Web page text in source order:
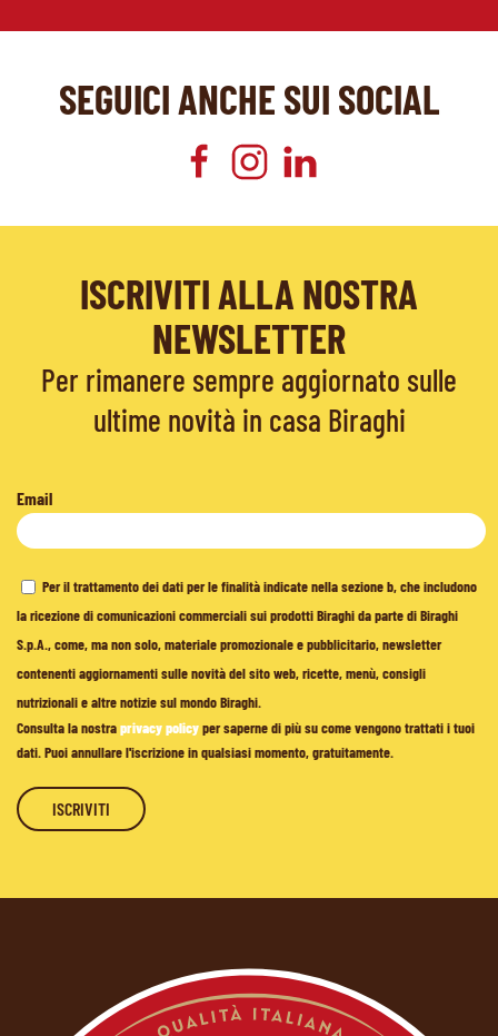
SEGUICI ANCHE SUI SOCIAL
ISCRIVITI ALLA NOSTRA
NEWSLETTER
Per rimanere sempre aggiornato sulle
ultime novità in casa Biraghi
Email
Per il trattamento dei dati per le finalità indicate nella sezione b, che includono
la ricezione di comunicazioni commerciali sui prodotti Biraghi da parte di Biraghi
S.p.A., come, ma non solo, materiale promozionale e pubblicitario, newsletter
contenenti aggiornamenti sulle novità del sito web, ricette, menù, consigli
nutrizionali e altre notizie sul mondo Biraghi.
Consulta la nostraprivacy policyper saperne di più su come vengono trattati i tuoi
dati. Puoi annullare l'iscrizione in qualsiasi momento, gratuitamente.